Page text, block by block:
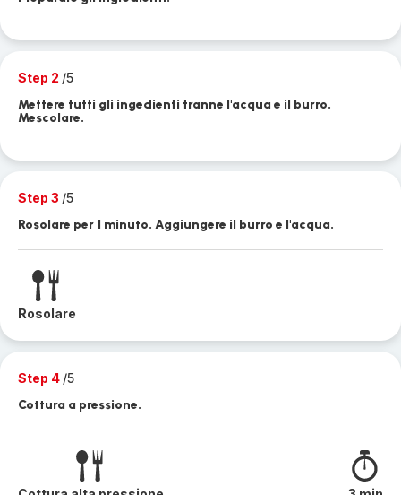
Step 2 /5
Mettere tutti gli ingedienti tranne l'acqua e il burro.
Mescolare.
Step 3 /5
Rosolare per 1 minuto. Aggiungere il burro e l'acqua.
Rosolare
Step 4 /5
Cottura a pressione.